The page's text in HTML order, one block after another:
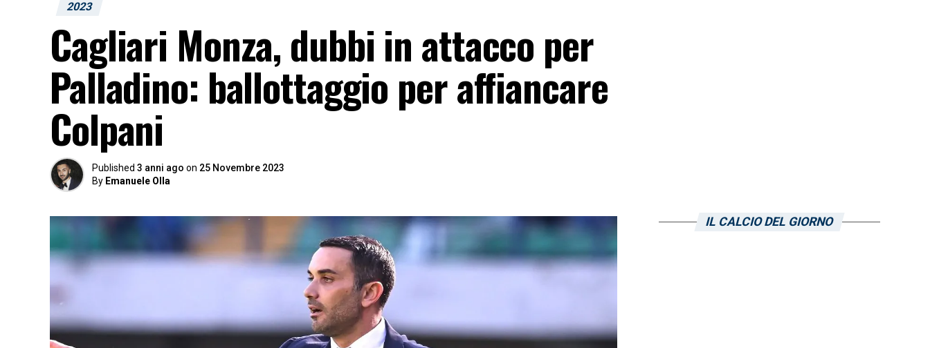
2023
Cagliari Monza, dubbi in attacco per
Palladino: ballottaggio per affiancare
Colpani
Published 3 anni ago on 25 Novembre 2023
By Emanuele Olla
IL CALCIO DEL GIORNO